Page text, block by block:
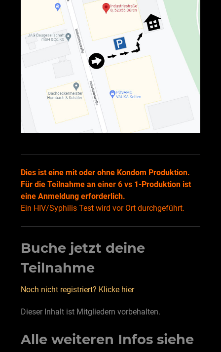
Dies ist eine mit oder ohne Kondom Produktion.
Für die Teilnahme an einer 6 vs 1-Produktion ist
eine Anmeldung erforderlich.
Ein HIV/Syphilis Test wird vor Ort durchgeführt.
Buche jetzt deine
Teilnahme
Noch nicht registriert? Klicke hier
Dieser Inhalt ist Mitgliedern vorbehalten.
Alle weiteren Infos siehe